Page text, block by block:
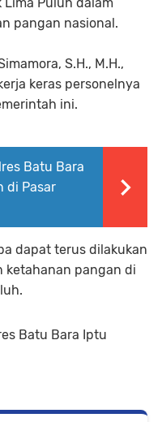
pangan nasional.
S.H., M.H.,
keras personelnya
ini.
Batu Bara
di Pasar
dapat terus dilakukan
ketahanan pangan di
Batu Bara Iptu